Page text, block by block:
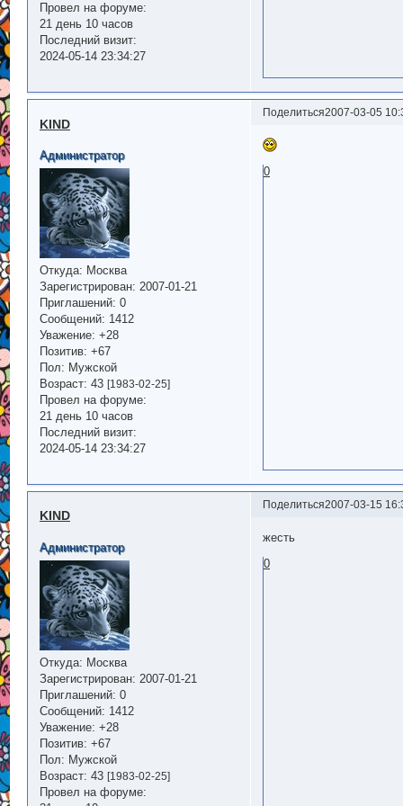
Провел на форуме:
21 день 10 часов
Последний визит:
2024-05-14 23:34:27
Поделиться2007-03-05
KIND
Администратор
Откуда: Москва
Зарегистрирован: 2007-01-21
Приглашений: 0
Сообщений: 1412
Уважение: +28
Позитив: +67
Пол: Мужской
Возраст: 43 [1983-02-25]
Провел на форуме:
21 день 10 часов
Последний визит:
2024-05-14 23:34:27
0
Поделиться2007-03-15
KIND
Администратор
Откуда: Москва
Зарегистрирован: 2007-01-21
Приглашений: 0
Сообщений: 1412
Уважение: +28
Позитив: +67
Пол: Мужской
Возраст: 43 [1983-02-25]
Провел на форуме:
жесть
0